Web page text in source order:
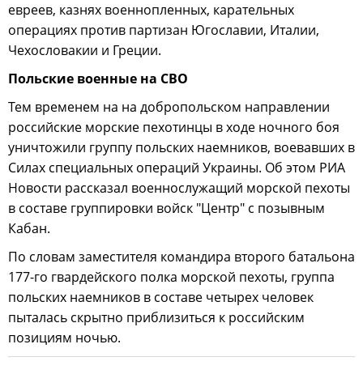
евреев, казнях военнопленных, карательных
операциях против партизан Югославии, Италии,
Чехословакии и Греции.
Польские военные на СВО
Тем временем на на добропольском направлении
российские морские пехотинцы в ходе ночного боя
уничтожили группу польских наемников, воевавших в
Силах специальных операций Украины. Об этом РИА
Новости рассказал военнослужащий морской пехоты
в составе группировки войск "Центр" с позывным
Кабан.
По словам заместителя командира второго батальона
177-го гвардейского полка морской пехоты, группа
польских наемников в составе четырех человек
пыталась скрытно приблизиться к российским
позициям ночью.